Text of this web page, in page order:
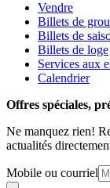
Vendre
Billets de
Billets de
Billets de loge
Services aux
Calendrier
Offres spéciales,
Ne manquez rien!
actualités
Mobile ou courriel